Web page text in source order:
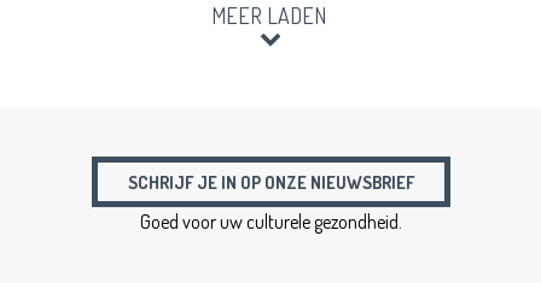
MEER LADEN
SCHRIJF JE IN OP ONZE NIEUWSBRIEF
Goed voor uw culturele gezondheid.